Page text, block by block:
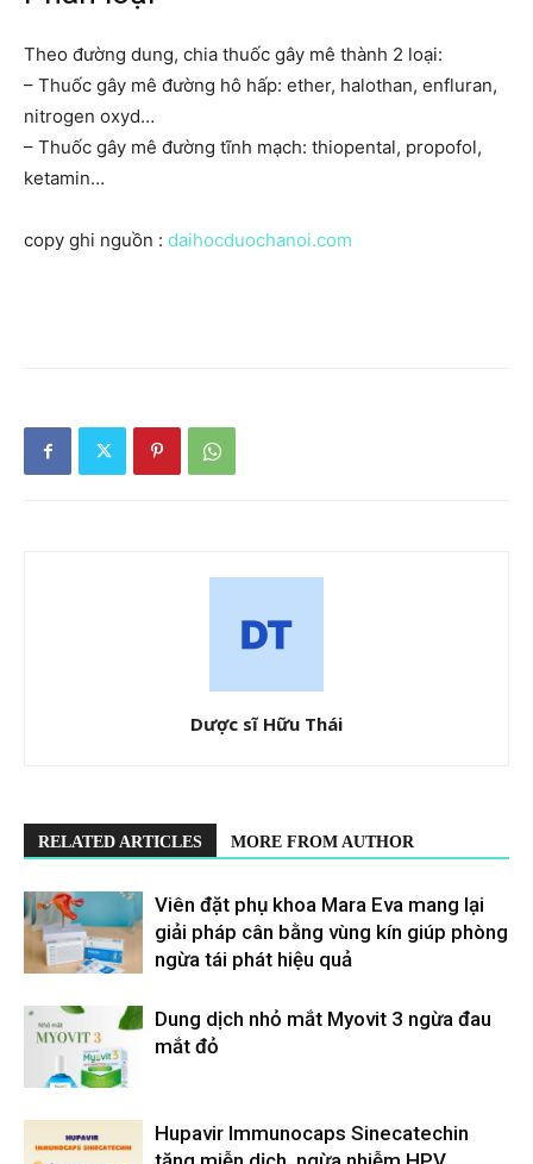
Theo đường dung, chia thuốc gây mê thành 2 loại:
– Thuốc gây mê đường hô hấp: ether, halothan, enfluran,
nitrogen oxyd…
– Thuốc gây mê đường tĩnh mạch: thiopental, propofol,
ketamin…
copy ghi nguồn : daihocduochanoi.com
Dược sĩ Hữu Thái
RELATED ARTICLES MORE FROM AUTHOR
Viên đặt phụ khoa Mara Eva mang lại
giải pháp cân bằng vùng kín giúp phòng
ngừa tái phát hiệu quả
Dung dịch nhỏ mắt Myovit 3 ngừa đau
mắt đỏ
Hupavir Immunocaps Sinecatechin